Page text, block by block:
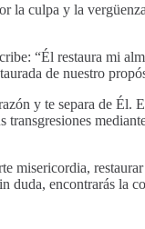
culpa y la
“Él restaura mi
de nuestro
y te separa de Él.
misericordia,
encontrarás la